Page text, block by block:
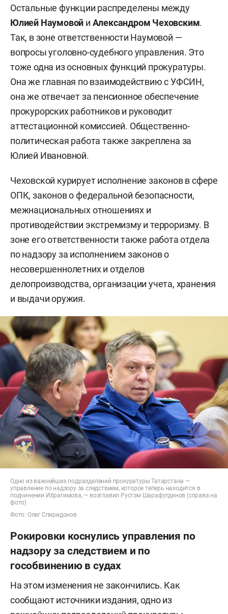
Остальные функции распределены между
Юлией Наумовой и Александром Чеховским.
Так, в зоне ответственности Наумовой —
вопросы уголовно-судебного управления. Это
тоже одна из основных функций прокуратуры.
Она же главная по взаимодействию с УФСИН,
она же отвечает за пенсионное обеспечение
прокурорских работников и руководит
аттестационной комиссией. Общественно-
политическая работа также закреплена за
Юлией Ивановной.
Чеховской курирует исполнение законов в сфере
ОПК, законов о федеральной безопасности,
межнациональных отношениях и
противодействии экстремизму и терроризму. В
зоне его ответственности также работа отдела
по надзору за исполнением законов о
несовершеннолетних и отделов
делопроизводства, организации учета, хранения
и выдачи оружия.
Одно из важнейших подразделений прокуратуры Татарстана —
управление по надзору за следствием, которое теперь находится в
подчинении Ибрагимова, — возглавил Рустэм Шарафутдинов (справа на
фото)
Фото: Олег Спиридонов
Рокировки коснулись управления по
надзору за следствием и по
гособвинению в судах
На этом изменения не закончились. Как
сообщают источники издания, одно из